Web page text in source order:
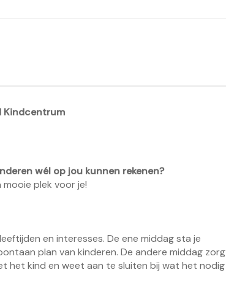
Kindcentrum
wél op jou kunnen rekenen?
plek voor je!
en interesses. De ene middag sta je
plan van kinderen. De andere middag zorg
het kind en weet aan te sluiten bij wat het nodig